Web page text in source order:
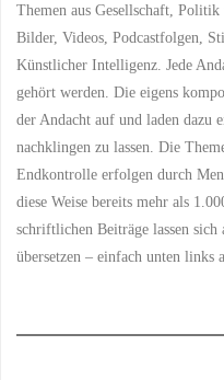
Themen aus Gesellschaft,
Bilder, Videos, Podcastfolgen,
Künstlicher Intelligenz. Jede
gehört werden. Die eigens
der Andacht auf und laden dazu
nachklingen zu lassen. Die
Endkontrolle erfolgen durch
diese Weise bereits mehr als
schriftlichen Beiträge lassen
übersetzen – einfach unten links